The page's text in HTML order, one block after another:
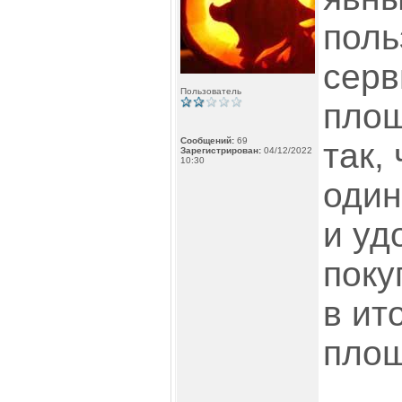
Пользователь
Сообщений: 69
Зарегистрирован: 04/12/2022
10:30
так,
и
в